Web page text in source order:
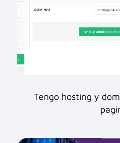
Tengo hosting y